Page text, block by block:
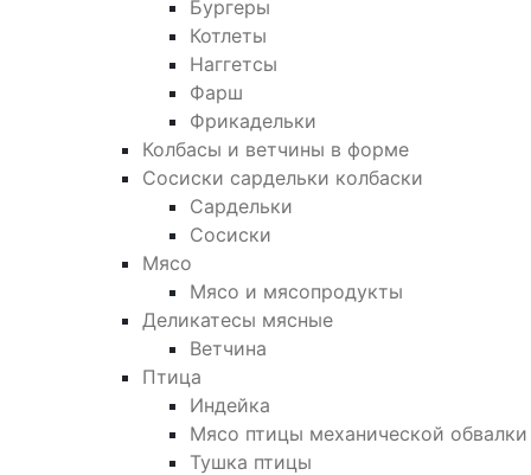
Бургеры
Котлеты
Наггетсы
Фарш
Фрикадельки
Колбасы и ветчины в форме
Сосиски сардельки колбаски
Сардельки
Сосиски
Мясо
Мясо и мясопродукты
Деликатесы мясные
Ветчина
Птица
Индейка
Мясо птицы механической обвалки
Тушка птицы